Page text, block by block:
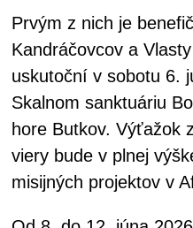
Prvým z nich je
Kandráčovcov a
uskutoční v sobotu 6.
Skalnom sanktuáriu
hore Butkov. Výťažok
viery bude v plnej
misijných projektov v